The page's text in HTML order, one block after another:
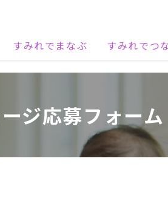
すみれでまなぶ すみれでつ
ジ応募フォーム